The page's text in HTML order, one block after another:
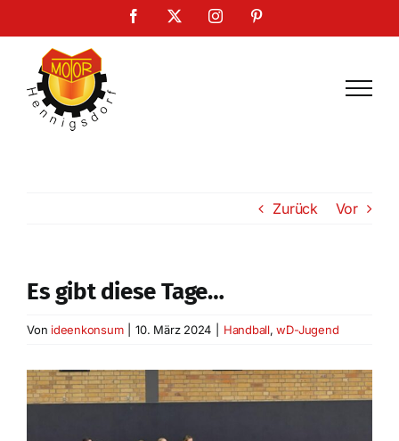
Inhalt
springen
Facebook InstagramPinterest
Zurück Vor
Es gibt diese Tage…
Von ideenkonsum 10. März 2024 Handball,wD-Jugend